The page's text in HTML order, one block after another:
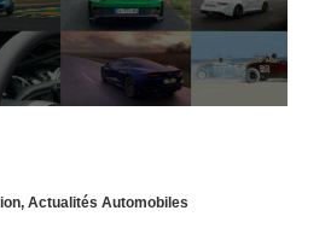
, Actualités Automobiles